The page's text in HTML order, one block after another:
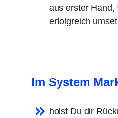
aus erster Hand,
erfolgreich
Im System
holst Du dir